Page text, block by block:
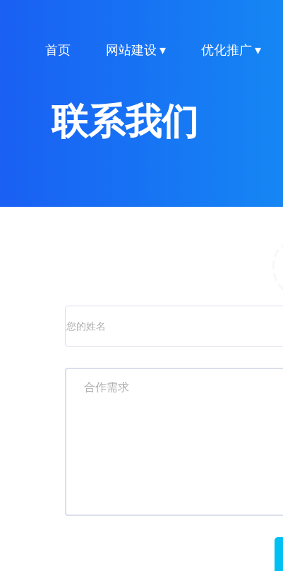
首页 网站建设 ▾ 优化推广 ▾
联系我们